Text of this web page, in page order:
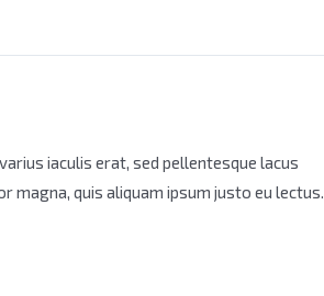
iaculis erat, sed pellentesque lacus
magna, quis aliquam ipsum justo eu lectus.